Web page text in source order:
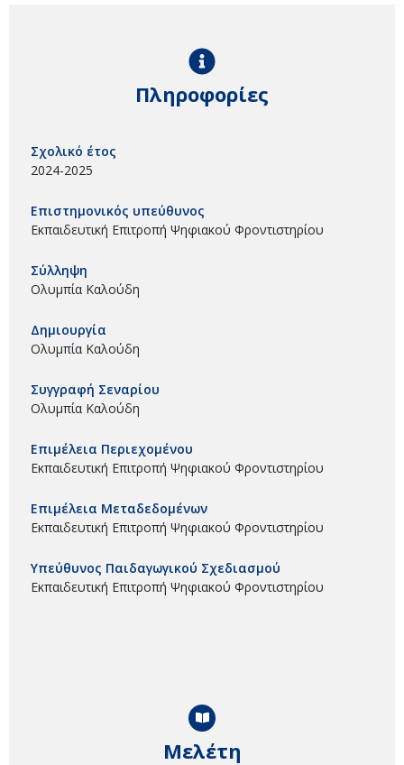
Μελέτη
Πληροφορίες
Σχολικό έτος
2024-2025
Επιστημονικός υπεύθυνος
Εκπαιδευτική Επιτροπή Ψηφιακού Φροντιστηρίου
Σύλληψη
Ολυμπία Καλούδη
Δημιουργία
Ολυμπία Καλούδη
Συγγραφή Σεναρίου
Ολυμπία Καλούδη
Επιμέλεια Περιεχομένου
Εκπαιδευτική Επιτροπή Ψηφιακού Φροντιστηρίου
Επιμέλεια Μεταδεδομένων
Εκπαιδευτική Επιτροπή Ψηφιακού Φροντιστηρίου
Υπεύθυνος Παιδαγωγικού Σχεδιασμού
Εκπαιδευτική Επιτροπή Ψηφιακού Φροντιστηρίου